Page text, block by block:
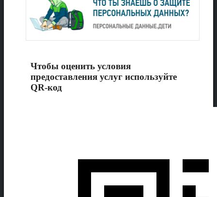
Чтобы оценить условия
предоставления услуг используйте
QR-код